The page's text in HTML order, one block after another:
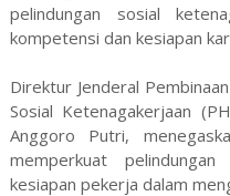
pelindungan sosial
kompetensi dan kesiapan
Direktur Jenderal
Sosial Ketenagakerjaan
Anggoro Putri,
memperkuat
kesiapan pekerja dalam